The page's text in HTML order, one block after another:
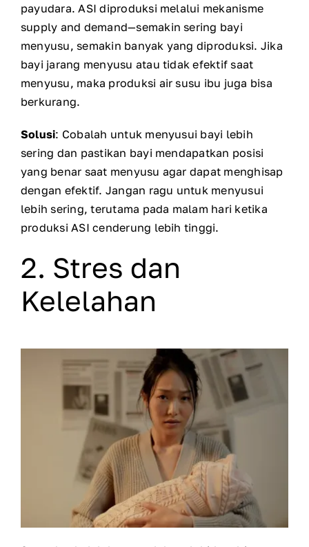
payudara. ASI diproduksi melalui mekanisme
supply and demand—semakin sering bayi
menyusu, semakin banyak yang diproduksi. Jika
bayi jarang menyusu atau tidak efektif saat
menyusu, maka produksi air susu ibu juga bisa
berkurang.
Solusi: Cobalah untuk menyusui bayi lebih
sering dan pastikan bayi mendapatkan posisi
yang benar saat menyusu agar dapat menghisap
dengan efektif. Jangan ragu untuk menyusui
lebih sering, terutama pada malam hari ketika
produksi ASI cenderung lebih tinggi.
2. Stres dan
Kelelahan